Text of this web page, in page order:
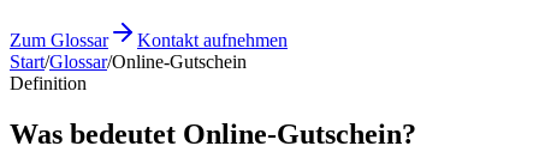
Zum Glossar
Kontakt aufnehmen
Start/Glossar/Online-Gutschein
Definition
Was bedeutet Online-Gutschein?